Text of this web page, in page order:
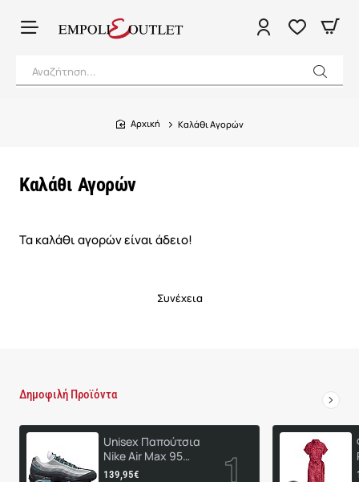
Αναζήτηση...
Καλάθι Αγορών
home
Καλάθι Αγορών
Τα καλάθι αγορών είναι άδειο!
Συνέχεια
Δημοφιλή Προϊόντα
Unisex Παπούτσια
Nike Air Max 95
HM0622-003
139,95€